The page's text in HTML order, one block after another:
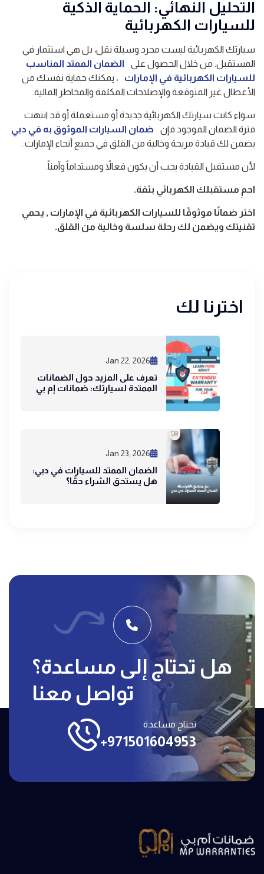
التحليل النهائي: الحماية الذكية
للسيارات الكهربائية
سيارتك الكهربائية ليست مجرد وسيلة نقل، بل هي استثمار في
المستقبل. من خلال الحصول على
الضمان الممتد المناسب
للسيارات الكهربائية في الإمارات
، يمكنك حماية نفسك من
الأعطال غير المتوقعة والإصلاحات المكلفة والمخاطر المالية.
سواء كانت سيارتك الكهربائية جديدة أو مستعملة أو قد انتهت
فترة الضمان الموجود فإن
ضمان السيارات الموثوق به في دبي
يضمن لك قيادة مريحة وخالية من القلق في جميع أنحاء الإمارات .
لأن مستقبل القيادة يجب أن يكون فعالاً ومستداماً وآمناً.
احمِ مستقبلك الكهربائي بثقة.
اختر ضمانًا موثوقًا للسيارات الكهربائية في الإمارات , يحمي
تقنيتك ويضمن لك رحلة سلسة وخالية من القلق.
اخترنا لك
Jan 22, 2026
تعرف على المزيد حول الضمانات
الممتدة لسيارتك: ضمانات إم بي
Jan 23, 2026
الضمان الممتد للسيارات في دبي:
هل يستحق الشراء حقًا؟
هل تحتاج إلى مساعدة؟
تواصل معنا
تحتاج مساعدة
+971501604953